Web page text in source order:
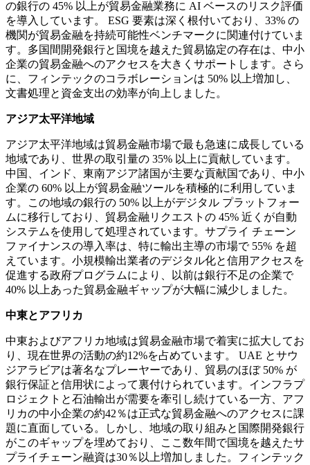
の銀行の 45% 以上が貿易金融業務に AI ベースのリスク評価
を導入しています。 ESG 要素は深く根付いており、33% の
機関が貿易金融を持続可能性ベンチマークに関連付けていま
す。多国間開発銀行と国境を越えた貿易協定の存在は、中小
企業の貿易金融へのアクセスを大きくサポートします。さら
に、フィンテックのコラボレーションは 50% 以上増加し、
文書処理と資金支出の効率が向上しました。
アジア太平洋地域
アジア太平洋地域は貿易金融市場で最も急速に成長している
地域であり、世界の取引量の 35% 以上に貢献しています。
中国、インド、東南アジア諸国が主要な貢献国であり、中小
企業の 60% 以上が貿易金融ツールを積極的に利用していま
す。この地域の銀行の 50% 以上がデジタル プラットフォー
ムに移行しており、貿易金融リクエストの 45% 近くが自動
システムを使用して処理されています。サプライ チェーン
ファイナンスの導入率は、特に輸出主導の市場で 55% を超
えています。小規模輸出業者のデジタル化と信用アクセスを
促進する政府プログラムにより、以前は銀行不足の企業で
40% 以上あった貿易金融ギャップが大幅に減少しました。
中東とアフリカ
中東およびアフリカ地域は貿易金融市場で着実に拡大してお
り、現在世界の活動の約12%を占めています。 UAE とサウ
ジアラビアは著名なプレーヤーであり、貿易のほぼ 50% が
銀行保証と信用状によって裏付けられています。インフラプ
ロジェクトと石油輸出が需要を牽引し続けている一方、アフ
リカの中小企業の約42％は正式な貿易金融へのアクセスに課
題に直面している。しかし、地域の取り組みと国際開発銀行
がこのギャップを埋めており、ここ数年間で国境を越えたサ
プライチェーン融資は30％以上増加しました。フィンテック